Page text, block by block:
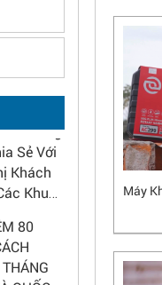
Máy
trình
Góc
tầm
cửa
Chung
Sẻ Với
Khách
Khu
Lũ
80
QUỐC